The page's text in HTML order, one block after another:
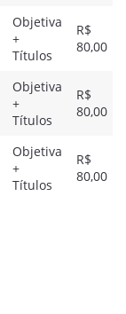
Objetiva
+
Títulos
R$
80,00
Objetiva
+
Títulos
R$
80,00
Objetiva
+
Títulos
R$
80,00